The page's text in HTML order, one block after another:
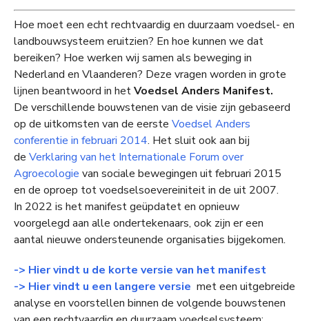
Hoe moet een echt rechtvaardig en duurzaam voedsel- en
landbouwsysteem eruitzien? En hoe kunnen we dat
bereiken? Hoe werken wij samen als beweging in
Nederland en Vlaanderen? Deze vragen worden in grote
lijnen beantwoord in hetVoedsel Anders Manifest.
De verschillende bouwstenen van de visie zijn gebaseerd
op de uitkomsten van de eerste Voedsel Anders
conferentie in februari 2014. Het sluit ook aan bij
de Verklaring van het Internationale Forum over
Agroecologie van sociale bewegingen uit februari 2015
en de oproep tot voedselsoevereiniteit in de uit 2007.
In 2022 is het manifest geüpdatet en opnieuw
voorgelegd aan alle ondertekenaars, ook zijn er een
aantal nieuwe ondersteunende organisaties bijgekomen.
-> Hier vindt u de korte versie van het manifest
-> Hier vindt u een langere versie met een uitgebreide
analyse en voorstellen binnen de volgende bouwstenen